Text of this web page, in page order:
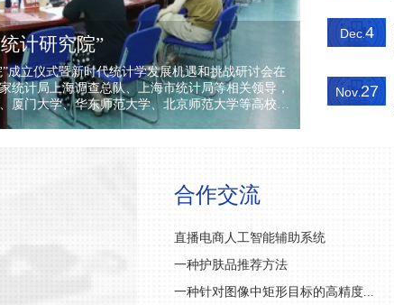
计研究院”
成立仪式暨新时代统计学发展机遇和挑战研讨会在
计局上海调查总队、上海市统计局等相关领导，
厦门大学、华东师范大学、北京师范大学等高校的
雄、副校长刘莉亚出席会议。刘元春校长代表上海
计研究探索，强化数据开发合作，深入挖掘数据
人、总经济师、国民经济综合统计司司长刘爱华
Dec.4
Nov.27
合作交流
直播电商人工智能辅助系统
一种护肤品推荐方法
一种针对图像中矩形目标的高精度...